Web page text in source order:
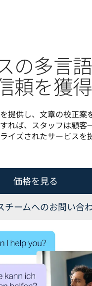
：主要なユースケ
け言語AIの信頼性を
品質評価の構築方法
訳からリアルタイム音
の多言
頼を獲得
提供し、文章の校正案
れば、スタッフは顧客
イズされたサービスを
価格を見る
チームへのお問い合